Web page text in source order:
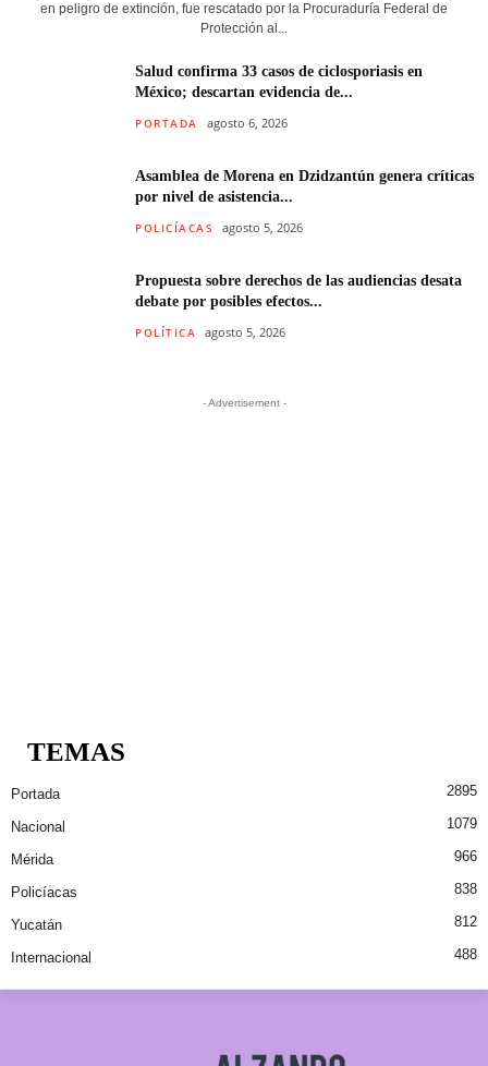
en peligro de extinción, fue rescatado por la Procuraduría Federal de
Protección al...
Salud confirma 33 casos de ciclosporiasis en
México; descartan evidencia de...
PORTADA agosto 6, 2026
Asamblea de Morena en Dzidzantún genera críticas
por nivel de asistencia...
POLICÍACAS agosto 5, 2026
Propuesta sobre derechos de las audiencias desata
debate por posibles efectos...
POLÍTICA agosto 5, 2026
- Advertisement -
TEMAS
Portada 2895
Nacional 1079
Mérida 966
Policíacas 838
Yucatán 812
Internacional 488